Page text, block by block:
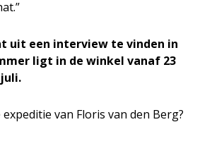
uit een interview te vinden in
ligt in de winkel vanaf 23
van Floris van den Berg?